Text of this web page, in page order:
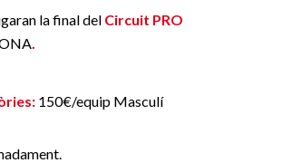
la final del Circuit PRO
.
150€/equip Masculí